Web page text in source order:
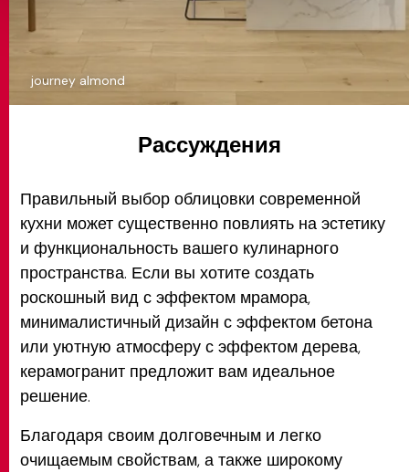
journey almond
Рассуждения
Правильный выбор облицовки современной
кухни может существенно повлиять на эстетику
и функциональность вашего кулинарного
пространства. Если вы хотите создать
роскошный вид с эффектом мрамора,
минималистичный дизайн с эффектом бетона
или уютную атмосферу с эффектом дерева,
керамогранит предложит вам идеальное
решение.
Благодаря своим долговечным и легко
очищаемым свойствам, а также широкому